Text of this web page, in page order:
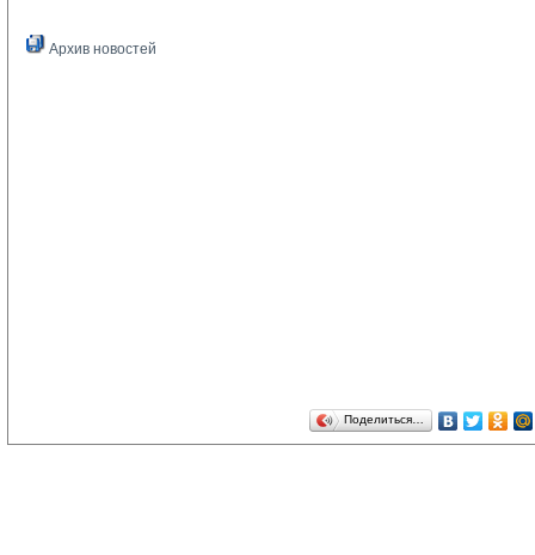
Архив новостей
Поделиться…